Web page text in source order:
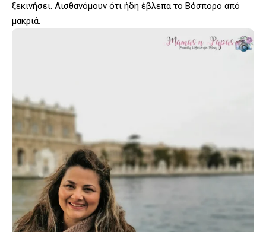
ξεκινήσει. Αισθανόμουν ότι ήδη έβλεπα το Βόσπορο από
μακριά.